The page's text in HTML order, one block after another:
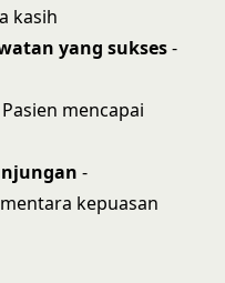
kasih
yang sukses-
mencapai
-
kepuasan